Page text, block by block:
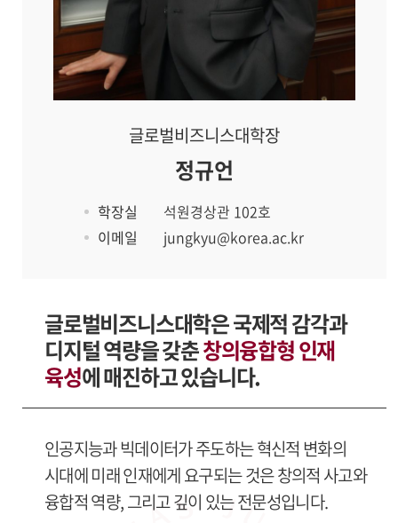
글로벌비즈니스대학장
정규언
학장실
석원경상관 102호
이메일
jungkyu@korea.ac.kr
글로벌비즈니스대학은 국제적 감각과
디지털 역량을 갖춘창의융합형 인재
육성에 매진하고 있습니다.
인공지능과 빅데이터가 주도하는 혁신적 변화의
시대에 미래 인재에게 요구되는 것은 창의적 사고와
융합적 역량, 그리고 깊이 있는 전문성입니다.